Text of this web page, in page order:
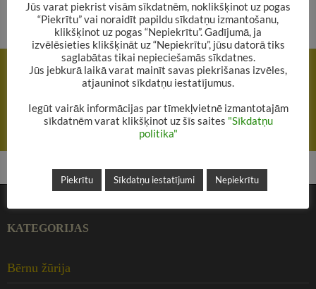
navigācija
IEPRIEKŠĒJAIS RAKSTS
Bibliotēkā “Princešu” stunda
NĀKAMAIS RAKSTS
KATEGORIJAS
Bērnu žūrija
Jūs varat piekrist visām sīkdatnēm, noklikšķinot uz pogas
“Piekrītu” vai noraidīt papildu sīkdatņu izmantošanu,
klikšķinot uz pogas “Nepiekrītu”. Gadījumā, ja
izvēlēsieties klikšķināt uz “Nepiekrītu”, jūsu datorā tiks
saglabātas tikai nepieciešamās sīkdatnes.
Jūs jebkurā laikā varat mainīt savas piekrišanas izvēles,
atjauninot sīkdatņu iestatījumus.
Iegūt vairāk informācijas par tīmekļvietnē izmantotajām
sīkdatnēm varat klikšķinot uz šīs saites "Sīkdatņu
politika"
Piekrītu Sīkdatņu iestatījumi Nepiekrītu